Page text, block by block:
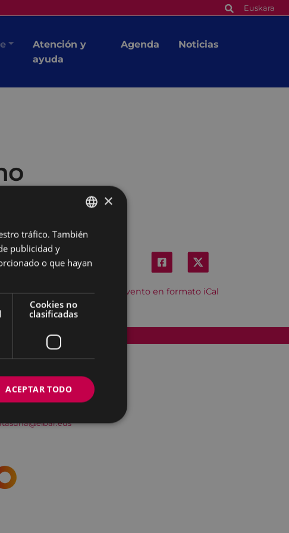
Euskara
Atención y
ayuda
Agenda Noticias
Descargar el evento en formato iCal
Accesibilidad
BASQUE
×
tráfico. También
publicidad y
o que hayan
Cookies no
clasificadas
ACEPTAR TODO